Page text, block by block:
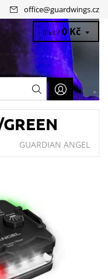
office@guardwings.cz
0 ks / 0 Kč
GUARDIAN ANGEL